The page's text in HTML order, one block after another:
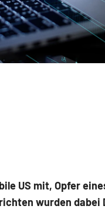
US mit, Opfer
wurden dabei